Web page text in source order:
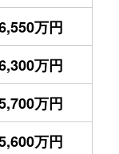
万円
万円
万円
万円